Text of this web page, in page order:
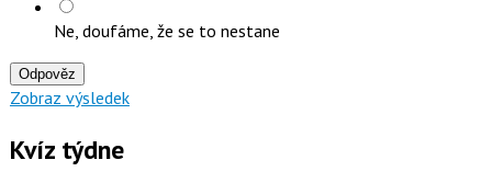
Ne, doufáme, že se to nestane
Odpověz
Zobraz výsledek
Kvíz týdne